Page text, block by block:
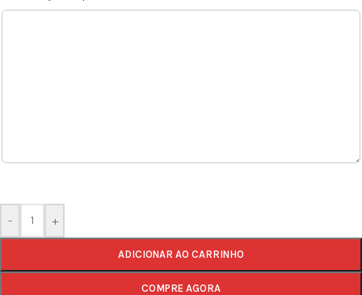
- +
ADICIONAR AO CARRINHO
COMPRE AGORA